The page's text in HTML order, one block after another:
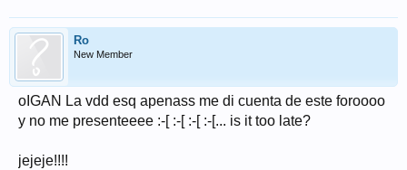
Ro
New Member
oIGAN La vdd esq apenass me di cuenta de este foroooo
y no me presenteeee :-[ :-[ :-[ :-[... is it too late?
jejeje!!!!